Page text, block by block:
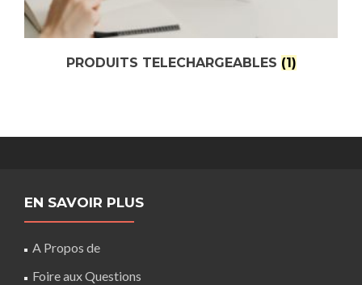
PRODUITS TELECHARGEABLES (1)
EN SAVOIR PLUS
A Propos de
Foire aux Questions